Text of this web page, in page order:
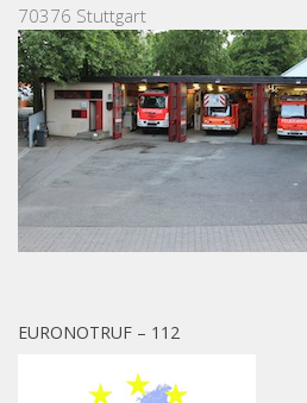
70376 Stuttgart
EURONOTRUF – 112